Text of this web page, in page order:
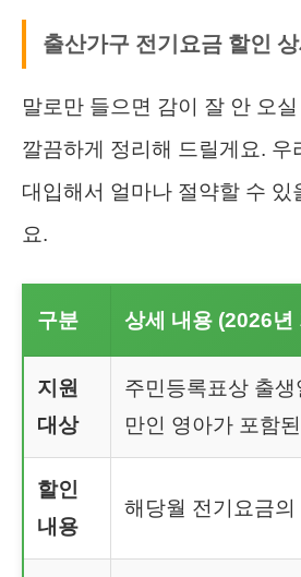
출산가구 전기요금 할인
말로만 들으면 감이 잘 안 오
깔끔하게 정리해 드릴게요. 우
대입해서 얼마나 절약할 수 있
요.
구분 상세 내용 (2026년
지원
대상
주민등록표상 출
만인 영아가 포함
할인
내용
해당월 전기요금의